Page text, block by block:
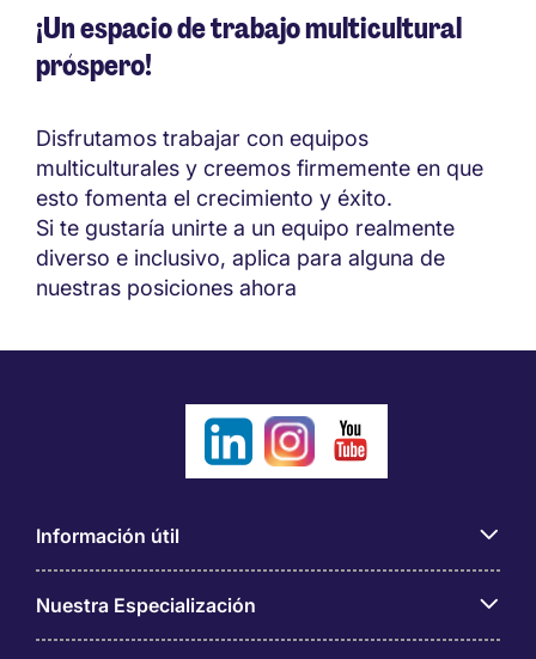
¡Un espacio de trabajo multicultural
próspero!
Disfrutamos trabajar con equipos
multiculturales y creemos firmemente en que
esto fomenta el crecimiento y éxito.
Si te gustaría unirte a un equipo realmente
diverso e inclusivo, aplica para alguna de
nuestras posiciones ahora
Información útil
Nuestra Especialización